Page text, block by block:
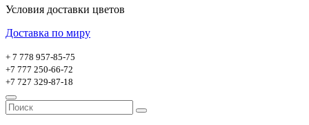
Условия доставки цветов
Доставка по миру
+ 7 778 957-85-75
+7 777 250-66-72
+7 727 329-87-18